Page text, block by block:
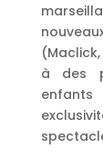
à des
enfants